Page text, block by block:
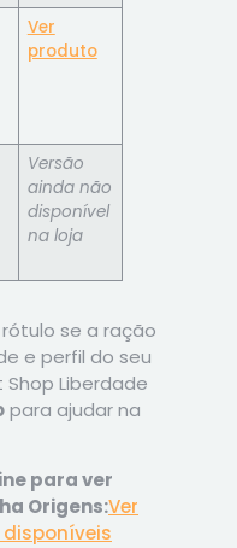
Ver
produto
Versão
ainda não
disponível
na loja
se a ração
e perfil do seu
Liberdade
para ajudar na
para ver
Origens:Ver